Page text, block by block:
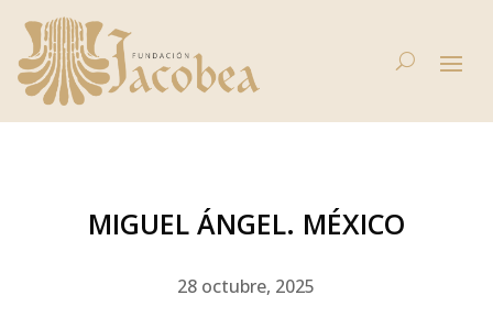
MIGUEL ÁNGEL. MÉXICO
28 octubre, 2025